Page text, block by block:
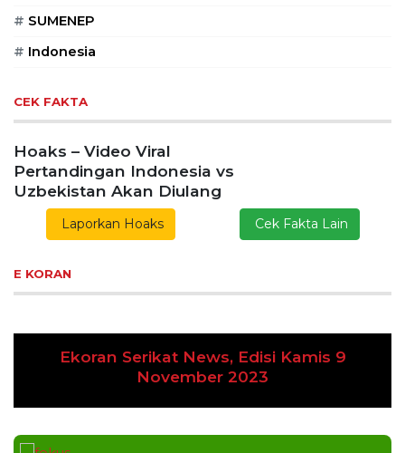
# SUMENEP
# Indonesia
CEK FAKTA
Hoaks – Video Viral
Pertandingan Indonesia vs
Uzbekistan Akan Diulang
Laporkan Hoaks Cek Fakta Lain
E KORAN
Ekoran Serikat News, Edisi Kamis 9
November 2023